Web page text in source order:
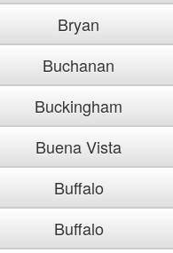
Bryan
Buchanan
Buckingham
Buena Vista
Buffalo
Buffalo